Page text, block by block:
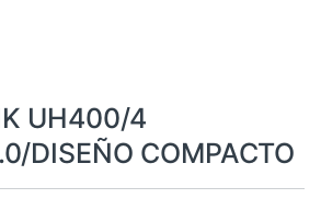
UH400/4
DISEÑO COMPACTO